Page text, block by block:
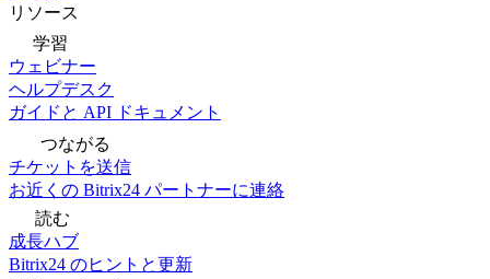
リソース
学習
ウェビナー
ヘルプデスク
ガイドと API ドキュメント
つながる
チケットを送信
お近くの Bitrix24 パートナーに連絡
読む
成長ハブ
Bitrix24 のヒントと更新